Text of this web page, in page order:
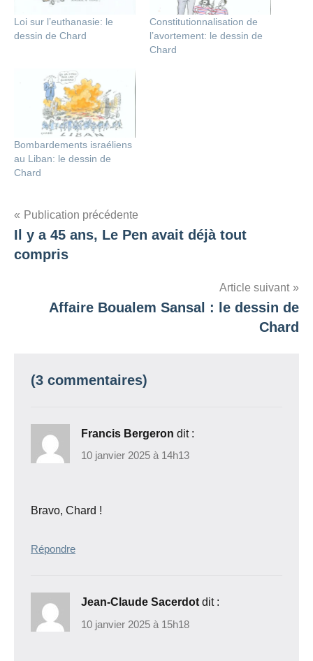
Loi sur l’euthanasie: le
dessin de Chard
Constitutionnalisation de
l’avortement: le dessin de
Chard
Bombardements israéliens
au Liban: le dessin de
Chard
Navigation
de
Publication précédente
Il y a 45 ans, Le Pen avait déjà tout
compris
Article suivant
Affaire Boualem Sansal : le dessin de
Chard
(3 commentaires)
Francis Bergeron dit :
10 janvier 2025 à 14h13
Bravo, Chard !
Répondre
Jean-Claude Sacerdot dit :
10 janvier 2025 à 15h18